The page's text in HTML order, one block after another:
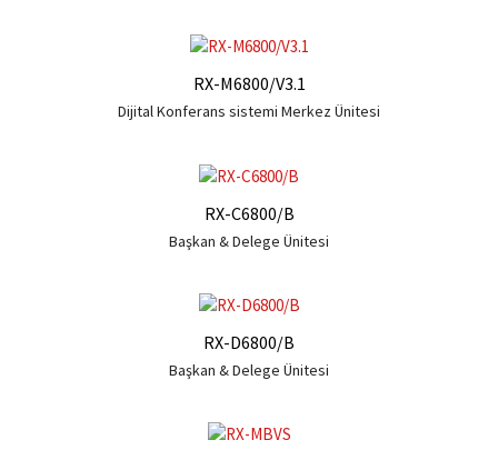
RX-M6800/V3.1
Dijital Konferans sistemi Merkez Ünitesi
RX-C6800/B
Başkan & Delege Ünitesi
RX-D6800/B
Başkan & Delege Ünitesi